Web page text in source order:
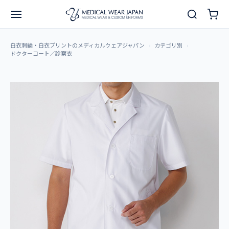
白衣刺繍・白衣プリントのメディカルウェアジャパン
カテゴリ別
ドクターコート／診察衣